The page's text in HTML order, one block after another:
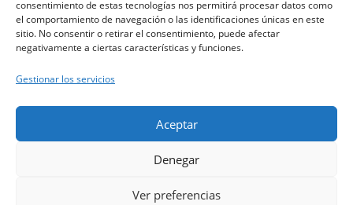
consentimiento de estas tecnologías nos permitirá procesar datos como
el comportamiento de navegación o las identificaciones únicas en este
sitio. No consentir o retirar el consentimiento, puede afectar
negativamente a ciertas características y funciones.
Gestionar los servicios
Aceptar
Denegar
Ver preferencias
política de privacidad|política de cookies